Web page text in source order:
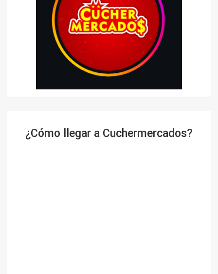
¿Cómo llegar a Cuchermercados?